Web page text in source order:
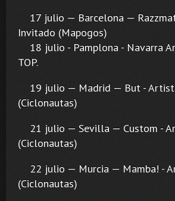
17 julio — Barcelona —
Invitado (Mapogos)
18 julio - Pamplona - Navarra
TOP.
19 julio — Madrid — But -
(Ciclonautas)
21 julio — Sevilla — Custom -
(Ciclonautas)
22 julio — Murcia — Mamba! -
(Ciclonautas)